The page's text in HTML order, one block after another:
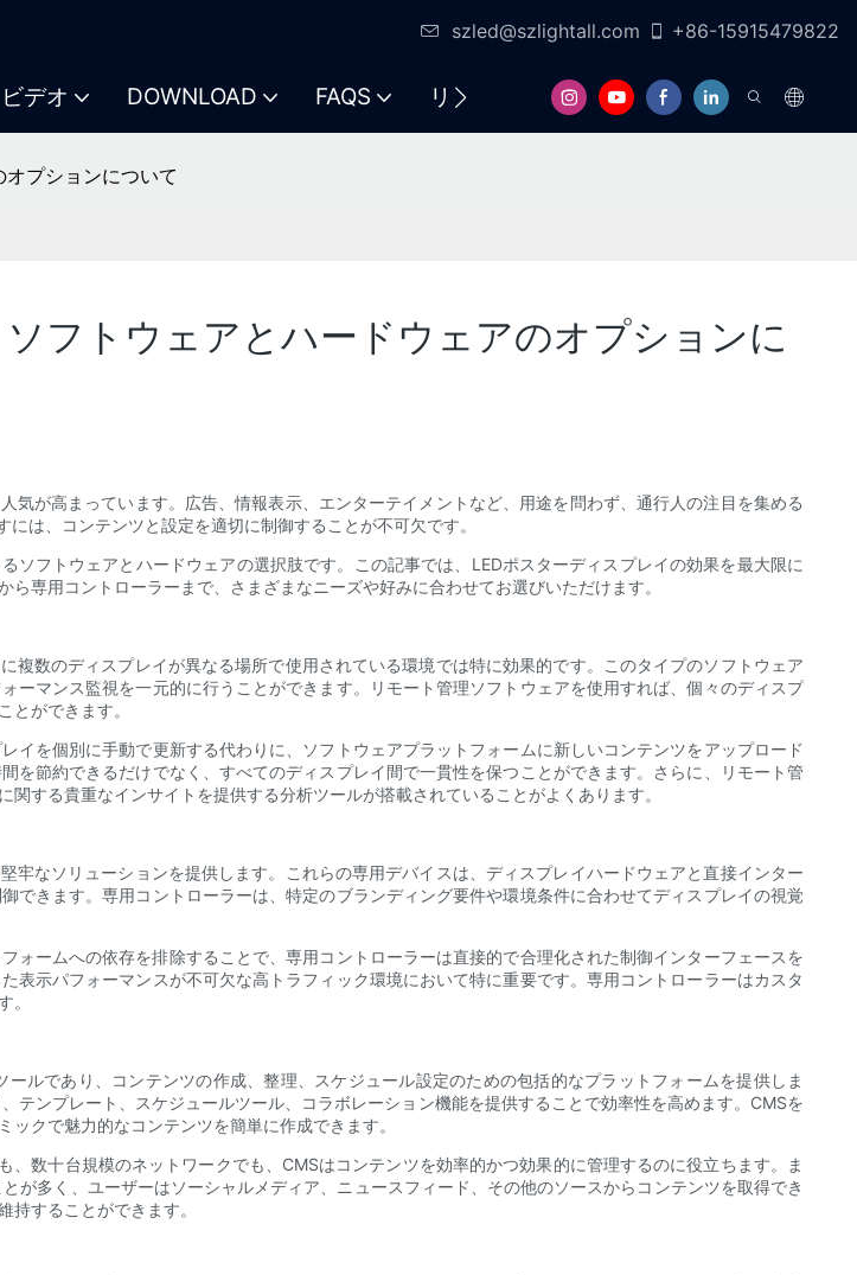
szled@szlightall.com +86-15915479822
ビデオ DOWNLOAD FAQS リソースとサポート
プションについて
フトウェアとハ​​ードウェアのオプションに
が高まっています。広告、情報表示、エンターテイメントなど、用途を問わず、通行人の注目を集める
は、コンテンツと設定を適切に制御することが不可欠です。
フトウェアとハ​​ードウェアの選択肢です。この記事では、LEDポスターディスプレイの効果を最大限に
専用コントローラーまで、さまざまなニーズや好みに合わせてお選びいただけます。
数のディスプレイが異なる場所で使用されている環境では特に効果的です。このタイプのソフトウェア
マンス監視を一元的に行うことができます。リモート管理ソフトウェアを使用すれば、個々のディスプ
とができます。
を個別に手動で更新する代わりに、ソフトウェアプラットフォームに新しいコンテンツをアップロード
節約できるだけでなく、すべてのディスプレイ間で一貫性を保つことができます。さらに、リモート管
する貴重なインサイトを提供する分析ツールが搭載されていることがよくあります。
なソリューションを提供します。これらの専用デバイスは、ディスプレイハードウェアと直接インター
きます。専用コントローラーは、特定のブランディング要件や環境条件に合わせてディスプレイの視覚
ームへの依存を排除​​することで、専用コントローラーは直接的で合理化された制御インターフェースを
示パフォーマンスが不可欠な高トラフィック環境において特に重要です。専用コントローラーはカスタ
。
ルであり、コンテンツの作成、整理、スケジュール設定のための包括的なプラットフォームを提供しま
ンプレート、スケジュールツール、コラボレーション機能を提供することで効率性を高めます。CMSを
クで魅力的なコンテンツを簡単に作成できます。
数十台規模のネットワークでも、CMSはコンテンツを効率的かつ効果的に管理するのに役立ちます。ま
多く、ユーザーはソーシャルメディア、ニュースフィード、その他のソースからコンテンツを取得でき
することができます。